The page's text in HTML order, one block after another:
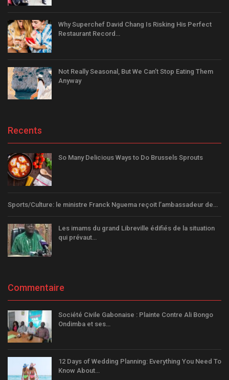
Why Superchef David Chang Is Risking His Perfect
Restaurant Record…
Not Really Seasonal, But We Can’t Stop Eating Them
Anyway
Recents
So Many Delicious Ways to Do Brussels Sprouts
Sports/Culture: le ministre Franck Nguema reçoit l’ambassadeur de…
Les imams du grand Libreville édifiés de la situation
qui prévaut…
Commentaire
Société Civile Gabonaise : Plainte Contre Ali Bongo
Ondimba et ses…
12 Days of Wedding Planning: Everything You Need To
Know About…